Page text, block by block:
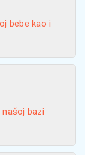
bebe kao i
bazi